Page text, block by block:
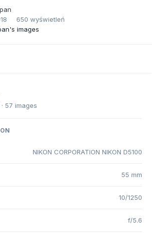
650 wyświetleń
images
· 57 images
NIKON CORPORATION NIKON D5100
55 mm
10/1250
f/5.6